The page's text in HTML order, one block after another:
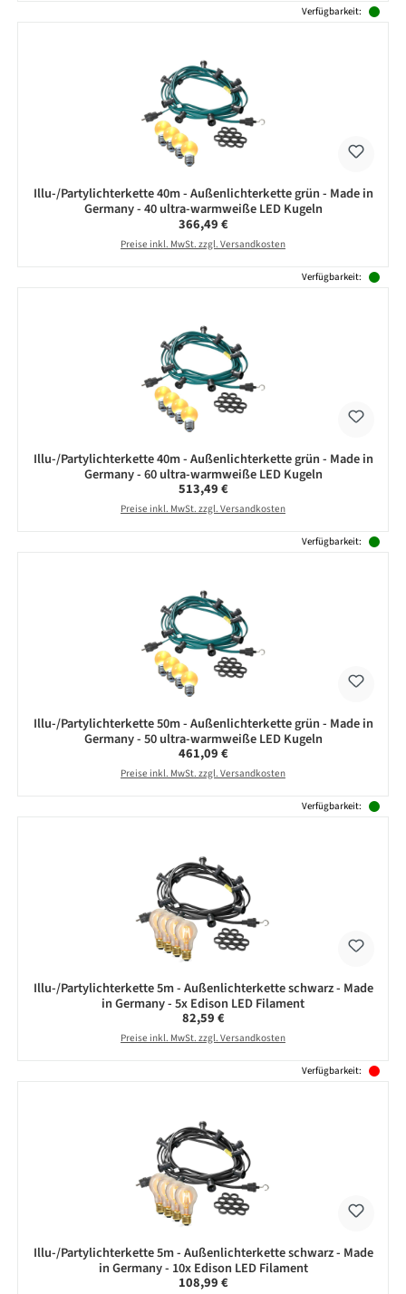
Verfügbarkeit:
Illu-/Partylichterkette 40m - Außenlichterkette grün - Made in
Germany - 40 ultra-warmweiße LED Kugeln
Regulärer Preis:
366,49 €
Preise inkl. MwSt. zzgl. Versandkosten
Verfügbarkeit:
Illu-/Partylichterkette 40m - Außenlichterkette grün - Made in
Germany - 60 ultra-warmweiße LED Kugeln
Regulärer Preis:
513,49 €
Preise inkl. MwSt. zzgl. Versandkosten
Verfügbarkeit:
Illu-/Partylichterkette 50m - Außenlichterkette grün - Made in
Germany - 50 ultra-warmweiße LED Kugeln
Regulärer Preis:
461,09 €
Preise inkl. MwSt. zzgl. Versandkosten
Verfügbarkeit:
Illu-/Partylichterkette 5m - Außenlichterkette schwarz - Made
in Germany - 5x Edison LED Filament
Regulärer Preis:
82,59 €
Preise inkl. MwSt. zzgl. Versandkosten
Verfügbarkeit:
Illu-/Partylichterkette 5m - Außenlichterkette schwarz - Made
in Germany - 10x Edison LED Filament
Regulärer Preis:
108,99 €